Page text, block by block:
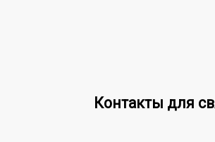
Контакты для